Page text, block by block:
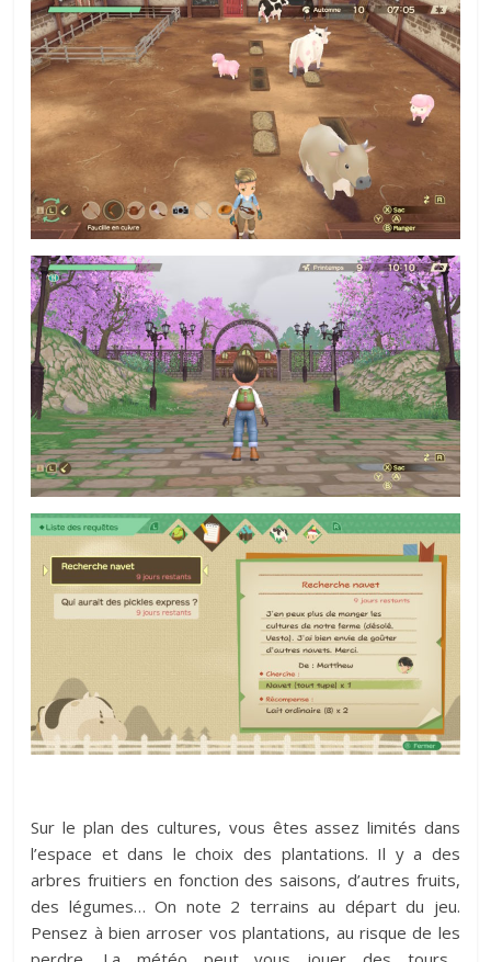
Sur le plan des cultures, vous êtes assez limités dans
l’espace et dans le choix des plantations. Il y a des
arbres fruitiers en fonction des saisons, d’autres fruits,
des légumes… On note 2 terrains au départ du jeu.
Pensez à bien arroser vos plantations, au risque de les